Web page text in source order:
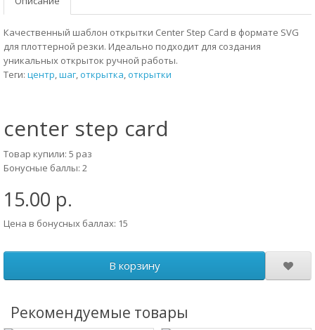
Качественный шаблон открытки Center Step Card в формате SVG
для плоттерной резки. Идеально подходит для создания
уникальных открыток ручной работы.
Теги: центр,шаг,открытка,открытки
center step card
Товар купили: 5 раз
Бонусные баллы: 2
15.00 р.
Цена в бонусных баллах: 15
В корзину
Рекомендуемые товары